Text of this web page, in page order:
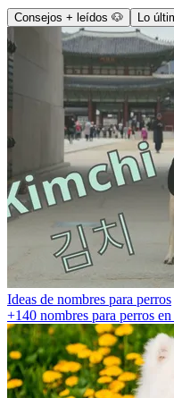
Consejos + leídos 🐶 Lo
Ideas de nombres para perros
+140 nombres para perros